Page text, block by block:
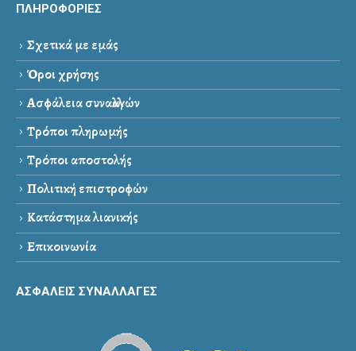
ΠΛΗΡΟΦΟΡΙΕΣ
Σχετικά με εμάς
Όροι χρήσης
Ασφάλεια συναλλαγών
Τρόποι πληρωμής
Τρόποι αποστολής
Πολιτική επιστροφών
Κατάστημα λιανικής
Επικοινωνία
ΑΣΦΑΛΕΙΣ ΣΥΝΑΛΛΑΓΕΣ